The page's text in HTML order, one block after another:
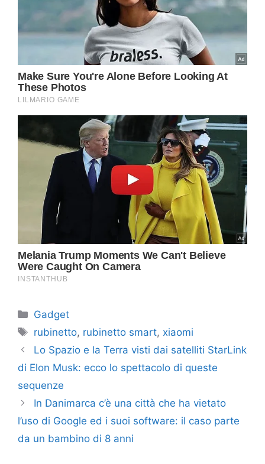
Categorie
Gadget
Tag
rubinetto, rubinetto smart, xiaomi
Lo Spazio e la Terra visti dai satelliti StarLink
di Elon Musk: ecco lo spettacolo di queste
sequenze
In Danimarca c’è una città che ha vietato
l’uso di Google ed i suoi software: il caso parte
da un bambino di 8 anni